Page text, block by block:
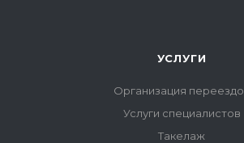
УСЛУГИ
Организация
Услуги специалистов
Такелаж